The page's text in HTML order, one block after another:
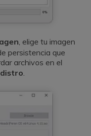
, elige tu imagen
persistencia que
archivos en el